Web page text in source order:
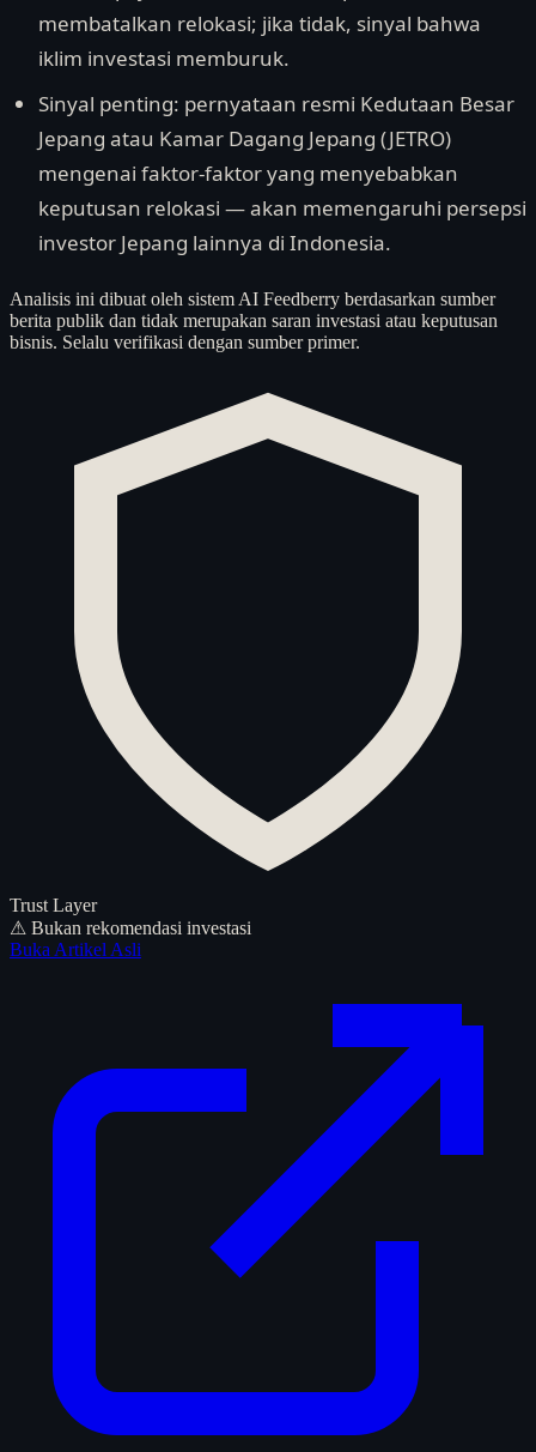
membatalkan relokasi; jika tidak, sinyal bahwa
iklim investasi memburuk.
Sinyal penting: pernyataan resmi Kedutaan Besar
Jepang atau Kamar Dagang Jepang (JETRO)
mengenai faktor-faktor yang menyebabkan
keputusan relokasi — akan memengaruhi persepsi
investor Jepang lainnya di Indonesia.
Analisis ini dibuat oleh sistem AI Feedberry berdasarkan sumber
berita publik dan tidak merupakan saran investasi atau keputusan
bisnis. Selalu verifikasi dengan sumber primer.
Trust Layer
⚠ Bukan rekomendasi investasi
Buka Artikel Asli